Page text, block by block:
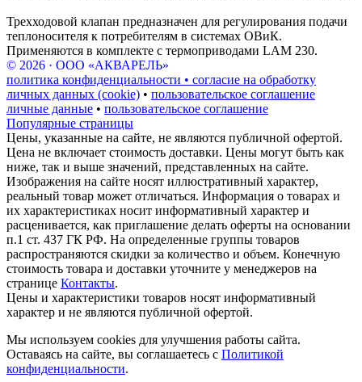
Трехходовой клапан предназначен для регулирования подачи
теплоносителя к потребителям в системах ОВиК.
Применяются в комплекте с термоприводами LAM 230.
© 2026 · ООО «АКВАРЕЛЬ»
политика конфиденциальности • согласие на обработку
личных данных (cookie) • пользовательское соглашение
личные данные • пользовательское соглашение
Популярные страницы
Цены, указанные на сайте, не являются публичной офертой.
Цена не включает стоимость доставки. Цены могут быть как
ниже, так и выше значений, представленных на сайте.
Изображения на сайте носят иллюстративный характер,
реальный товар может отличаться. Информация о товарах и
их характеристиках носит информативный характер и
расценивается, как приглашение делать оферты на основании
п.1 ст. 437 ГК РФ. На определенные группы товаров
распространяются скидки за количество и объем. Конечную
стоимость товара и доставки уточните у менеджеров на
странице Контакты.
Цены и характеристики товаров носят информативный
характер и не являются публичной офертой.
Мы используем cookies для улучшения работы сайта.
Оставаясь на сайте, вы соглашаетесь с Политикой
конфиденциальности.